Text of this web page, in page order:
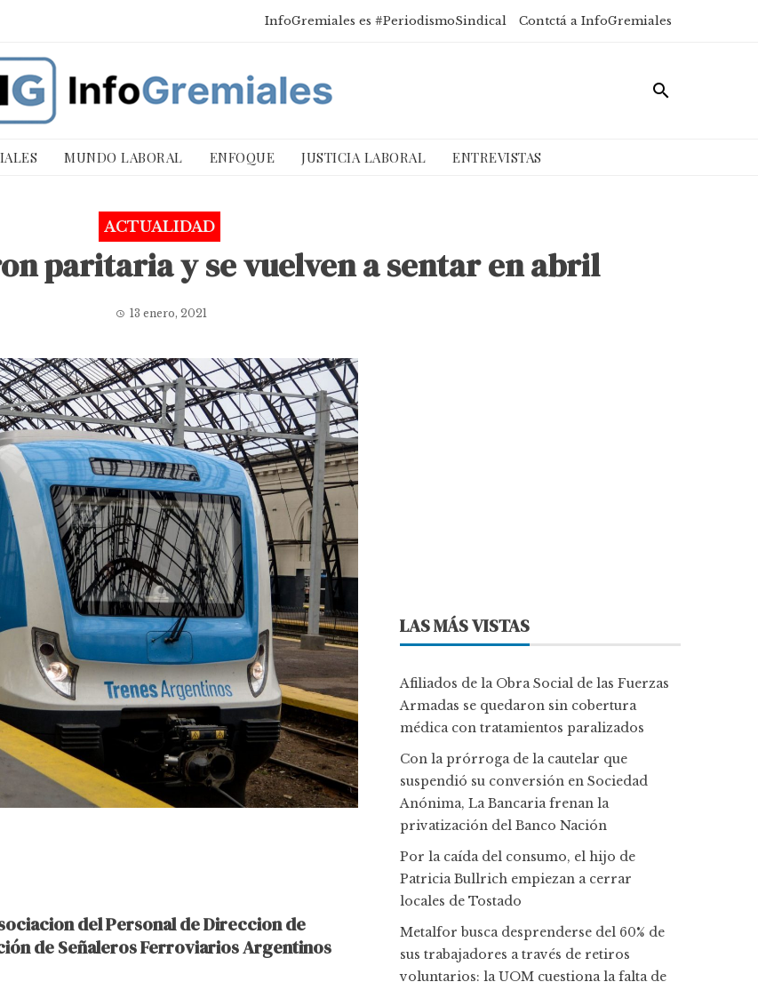
InfoGremiales es #PeriodismoSindical Contctá a InfoGremiales
MUNDO LABORAL ENFOQUE JUSTICIA LABORAL ENTREVISTAS
ACTUALIDAD
paritaria y se vuelven a sentar en abril
13 enero, 2021
del Personal de Direccion de
de Señaleros Ferroviarios Argentinos
LAS MÁS VISTAS
Afiliados de la Obra Social de las Fuerzas
Armadas se quedaron sin cobertura
médica con tratamientos paralizados
Con la prórroga de la cautelar que
suspendió su conversión en Sociedad
Anónima, La Bancaria frenan la
privatización del Banco Nación
Por la caída del consumo, el hijo de
Patricia Bullrich empiezan a cerrar
locales de Tostado
Metalfor busca desprenderse del 60% de
sus trabajadores a través de retiros
voluntarios: la UOM cuestiona la falta de